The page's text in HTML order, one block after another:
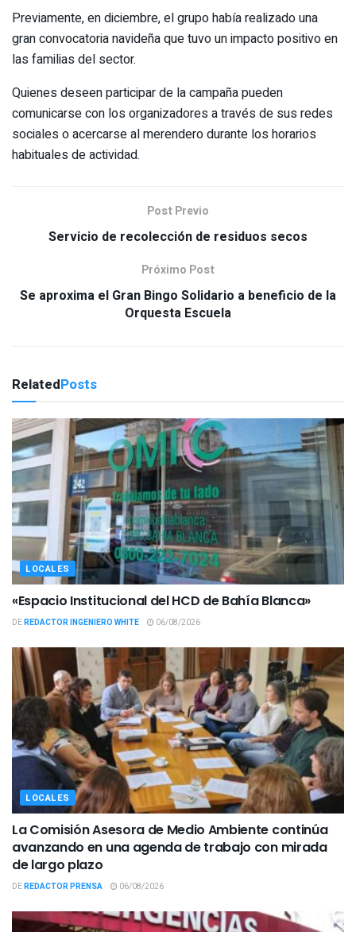
Previamente, en diciembre, el grupo había realizado una
gran convocatoria navideña que tuvo un impacto positivo en
las familias del sector.
Quienes deseen participar de la campaña pueden
comunicarse con los organizadores a través de sus redes
sociales o acercarse al merendero durante los horarios
habituales de actividad.
Post Previo
Servicio de recolección de residuos secos
Próximo Post
Se aproxima el Gran Bingo Solidario a beneficio de la
Orquesta Escuela
RelatedPosts
LOCALES
«Espacio Institucional del HCD de Bahía Blanca»
DEREDACTOR INGENIERO WHITE 06/08/2026
LOCALES
La Comisión Asesora de Medio Ambiente continúa
avanzando en una agenda de trabajo con mirada
de largo plazo
DEREDACTOR PRENSA 06/08/2026